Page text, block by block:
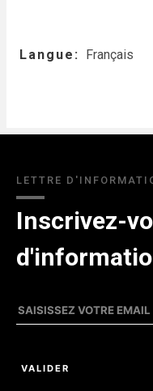
Langue Français
LETTRE
Inscrivez-